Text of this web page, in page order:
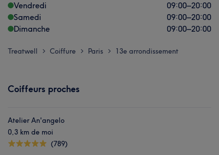
Vendredi
09:00–20:00
Samedi
09:00–20:00
Dimanche
09:00–20:00
Treatwell > Coiffure > Paris > 13e arrondissement
Coiffeurs proches
Atelier An'angelo
0,3 km de moi
(789)